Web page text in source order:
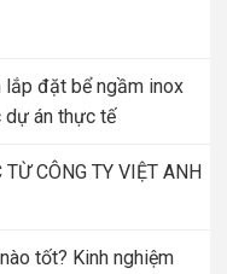
lắp đặt bể ngầm inox
dự án thực tế
CÔNG TY VIỆT ANH
tốt? Kinh nghiệm